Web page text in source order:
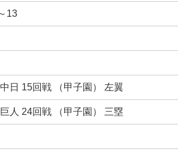
13
日 15回戦 （甲子園） 左翼
人 24回戦 （甲子園） 三塁